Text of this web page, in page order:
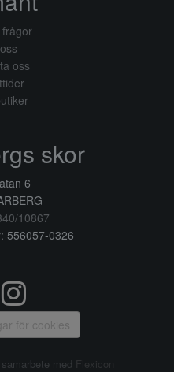
frågor
oss
skor
6
10867
556057-0326
för cookies
med Flexicon